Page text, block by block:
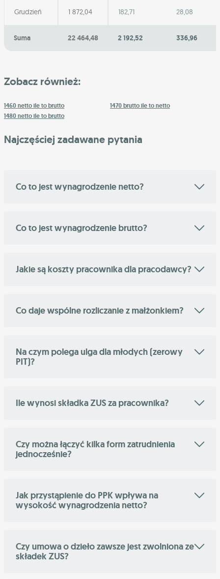
Grudzień 1 872,04 182,71 28,08
Suma 22 464,48 2 192,52 336,96
Zobacz również:
1460 netto ile to brutto
1470 brutto ile to netto
1480 netto ile to brutto
Najczęściej zadawane pytania
Co to jest wynagrodzenie netto?
Co to jest wynagrodzenie brutto?
Jakie są koszty pracownika dla pracodawcy?
Co daje wspólne rozliczanie z małżonkiem?
Na czym polega ulga dla młodych (zerowy
PIT)?
Ile wynosi składka ZUS za pracownika?
Czy można łączyć kilka form zatrudnienia
jednocześnie?
Jak przystąpienie do PPK wpływa na
wysokość wynagrodzenia netto?
Czy umowa o dzieło zawsze jest zwolniona ze
składek ZUS?